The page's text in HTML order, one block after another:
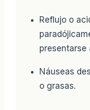
Reflujo o
presentarse
Náuseas
o grasas.